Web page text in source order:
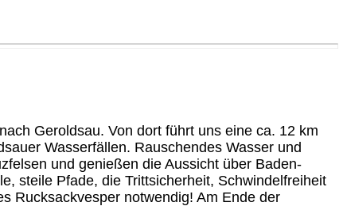
Geroldsau. Von dort führt uns eine ca. 12 km
Wasserfällen. Rauschendes Wasser und
und genießen die Aussicht über Baden-
steile Pfade, die Trittsicherheit, Schwindelfreiheit
Rucksackvesper notwendig! Am Ende der